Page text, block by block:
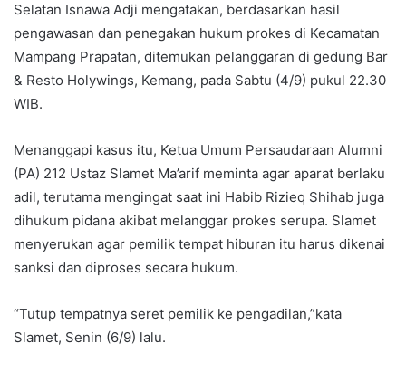
Selatan Isnawa Adji mengatakan, berdasarkan hasil
pengawasan dan penegakan hukum prokes di Kecamatan
Mampang Prapatan, ditemukan pelanggaran di gedung Bar
& Resto Holywings, Kemang, pada Sabtu (4/9) pukul 22.30
WIB.
Menanggapi kasus itu, Ketua Umum Persaudaraan Alumni
(PA) 212 Ustaz Slamet Ma’arif meminta agar aparat berlaku
adil, terutama mengingat saat ini Habib Rizieq Shihab juga
dihukum pidana akibat melanggar prokes serupa. Slamet
menyerukan agar pemilik tempat hiburan itu harus dikenai
sanksi dan diproses secara hukum.
“Tutup tempatnya seret pemilik ke pengadilan,”kata
Slamet, Senin (6/9) lalu.